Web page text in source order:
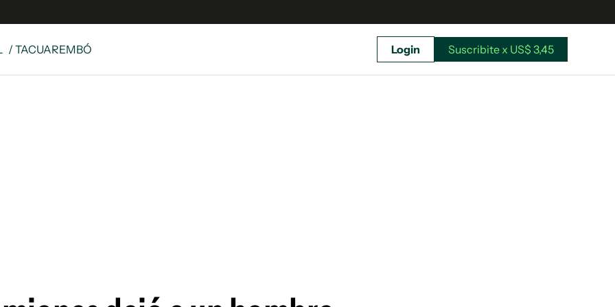
/ TACUAREMBÓ Login Suscribite x US$ 3,45